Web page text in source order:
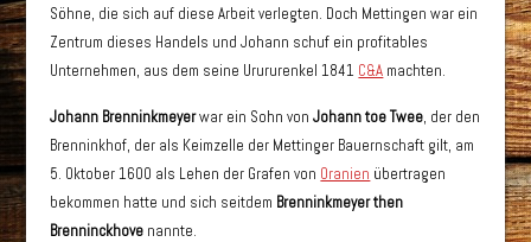
Söhne, die sich auf diese Arbeit verlegten. Doch Mettingen war ein
Zentrum dieses Handels und Johann schuf ein profitables
Unternehmen, aus dem seine Urururenkel 1841 C&A machten.
Johann Brenninkmeyerwar ein Sohn vonJohann toe Twee, der den
Brenninkhof, der als Keimzelle der Mettinger Bauernschaft gilt, am
5. Oktober 1600 als Lehen der Grafen von Oranien übertragen
bekommen hatte und sich seitdem Brenninkmeyer then
Brenninckhove nannte.